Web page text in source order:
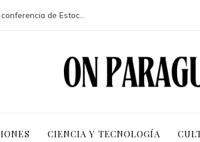
CIENCIA Y TECNOLOGÍA